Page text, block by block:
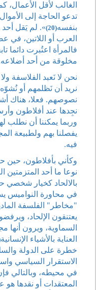
الغالب لأقل
تدعو الحاجة إلى
بنفسه(20)
». لم يَقل
العرب أو اللاتين، في
فالمرأة اعتُبرت دائما
مخلوقة من أحد
نحن لا نَعبد الفلاسفة
نريد أن نَظلمهم أو
نصوصهم. فعلا، هناك
نجِدها عند أفلاطون
وربما يمكننا أن نطلب
يفصلنا بهم ولطبيعة
فيه.
وكأني بأفلاطون، حين
نوعا ما أحد المتزمتين
بالالحاد كخيار شخصي
في محاورة النواميس
"مخاطر" الفلسفة
يعتنقون الإلحاد،
السماوية، ويرون أنها
العناية بالأشياء الإنسانية
خطرة على الدولة
الاستقرار السياسي
في محيطه، وبالتالي
المعتقدات أو نقدها هو